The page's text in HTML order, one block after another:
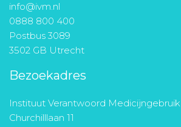
info@ivm.nl
0888 800 400
Postbus 3089
3502 GB Utrecht
Bezoekadres
Instituut Verantwoord Medicijngebruik
Churchilllaan 11